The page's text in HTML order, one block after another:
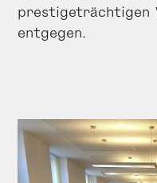
prestigeträchtigen
entgegen.